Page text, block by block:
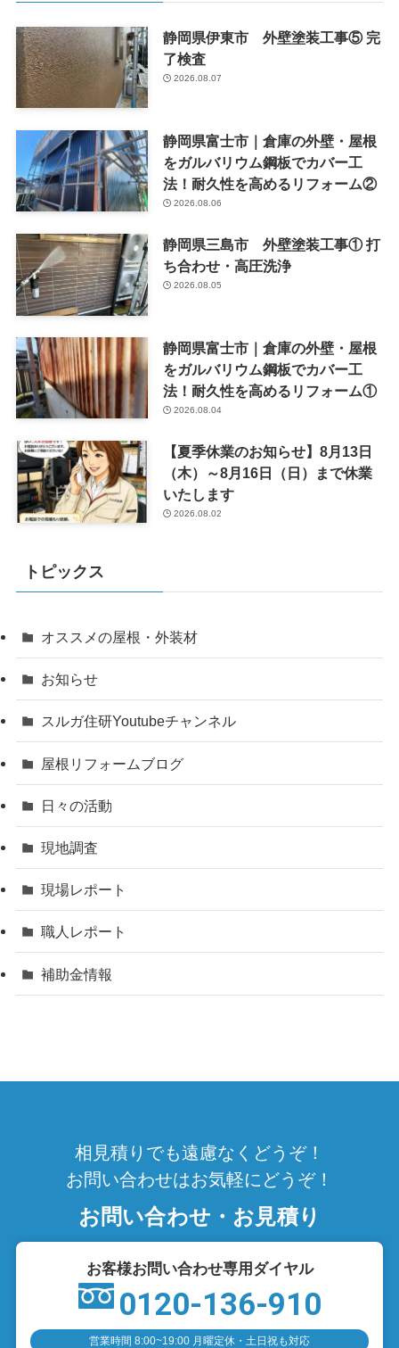
静岡県伊東市 外壁塗装工事⑤ 完
了検査
2026.08.07
静岡県富士市｜倉庫の外壁・屋根
をガルバリウム鋼板でカバー工
法！耐久性を高めるリフォーム②
2026.08.06
静岡県三島市 外壁塗装工事① 打
ち合わせ・高圧洗浄
2026.08.05
静岡県富士市｜倉庫の外壁・屋根
をガルバリウム鋼板でカバー工
法！耐久性を高めるリフォーム①
2026.08.04
【夏季休業のお知らせ】8月13日
（木）～8月16日（日）まで休業
いたします
2026.08.02
トピックス
オススメの屋根・外装材
お知らせ
スルガ住研Youtubeチャンネル
屋根リフォームブログ
日々の活動
現地調査
現場レポート
職人レポート
補助金情報
相見積りでも遠慮なくどうぞ！
お問い合わせはお気軽にどうぞ！
お問い合わせ・お見積り
お客様お問い合わせ専用ダイヤル
0120-136-910
営業時間 8:00~19:00 月曜定休・土日祝も対応